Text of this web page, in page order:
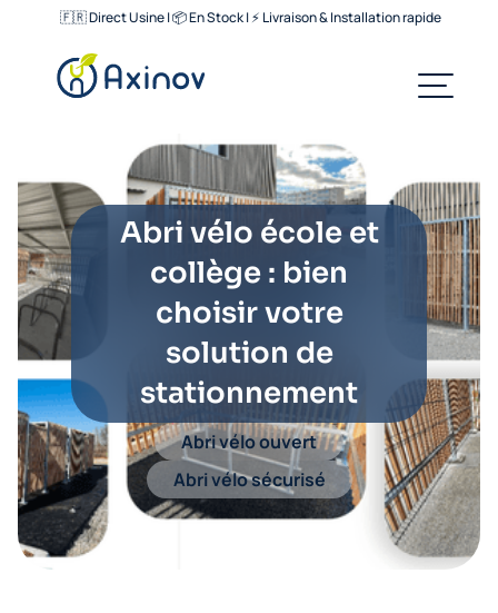
🇫🇷 Direct Usine | 📦 En Stock | ⚡ Livraison & Installation rapide
Abri vélo école et
collège : bien
choisir votre
solution de
stationnement
Abri vélo ouvert
Abri vélo sécurisé